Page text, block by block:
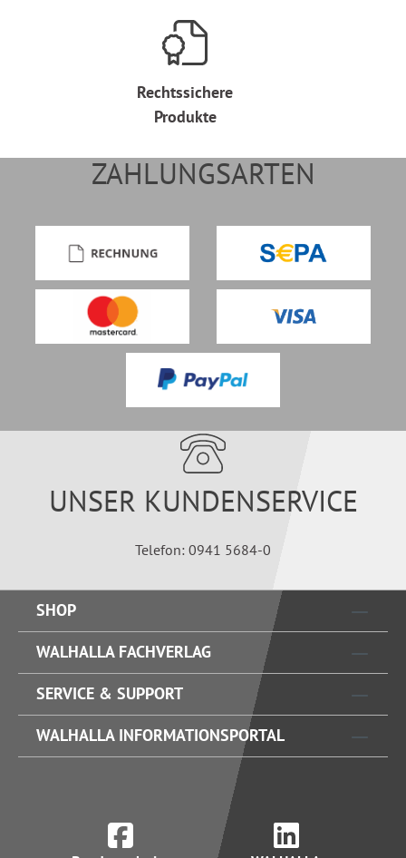
Rechtssichere
Produkte
ZAHLUNGSARTEN
UNSER KUNDENSERVICE
Telefon: 0941 5684-0
SHOP
WALHALLA FACHVERLAG
SERVICE & SUPPORT
WALHALLA INFORMATIONSPORTAL